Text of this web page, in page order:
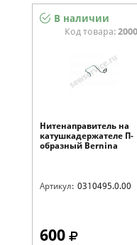
Нитенаправитель на
катушкадержателе П-
образный Bernina
Артикул: 0310495.0.00
В наличии
Код товара:
600